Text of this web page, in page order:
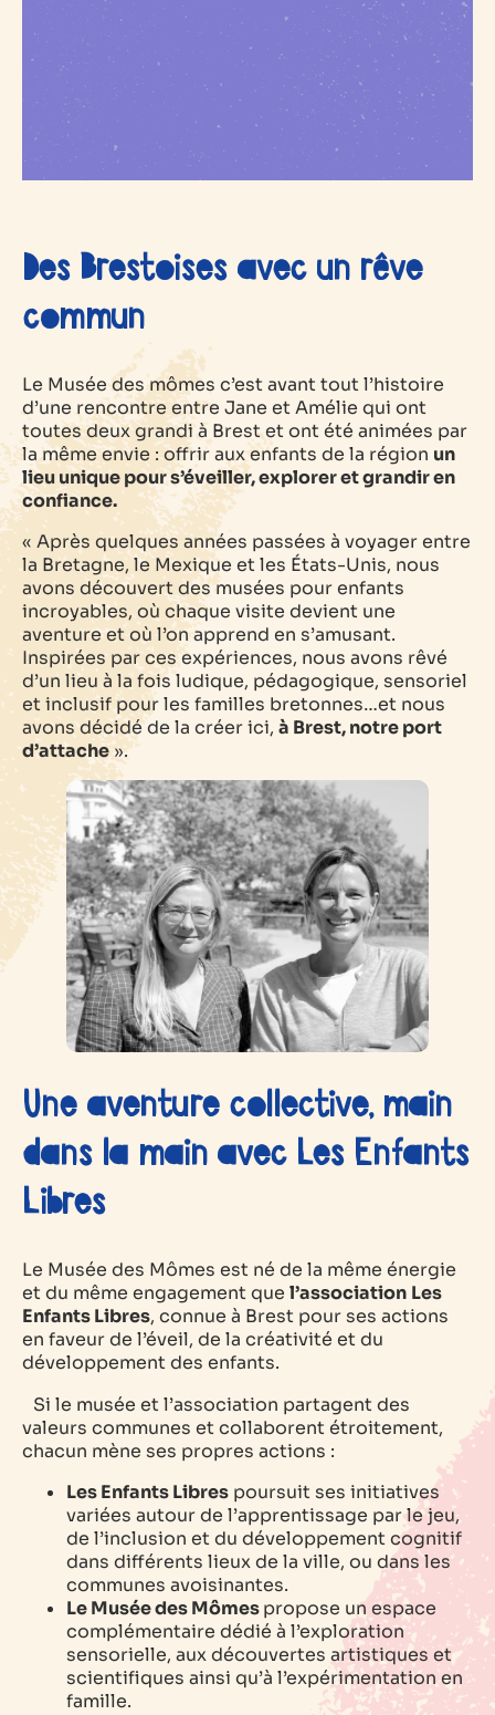
Des Brestoises avec un rêve
commun
Le Musée des mômes c’est avant tout l’histoire
d’une rencontre entre Jane et Amélie qui ont
toutes deux grandi à Brest et ont été animées par
la même envie : offrir aux enfants de la région un
lieu unique pour s’éveiller, explorer et grandir en
confiance.
« Après quelques années passées à voyager entre
la Bretagne, le Mexique et les États-Unis, nous
avons découvert des musées pour enfants
incroyables, où chaque visite devient une
aventure et où l’on apprend en s’amusant.
Inspirées par ces expériences, nous avons rêvé
d’un lieu à la fois ludique, pédagogique, sensoriel
et inclusif pour les familles bretonnes…et nous
avons décidé de la créer ici, à Brest, notre port
d’attache».
Une aventure collective, main
dans la main avec Les Enfants
Libres
Le Musée des Mômes est né de la même énergie
et du même engagement que l’association Les
Enfants Libres, connue à Brest pour ses actions
en faveur de l’éveil, de la créativité et du
développement des enfants.
Si le musée et l’association partagent des
valeurs communes et collaborent étroitement,
chacun mène ses propres actions :
Les Enfants Libres poursuit ses initiatives
variées autour de l’apprentissage par le jeu,
de l’inclusion et du développement cognitif
dans différents lieux de la ville, ou dans les
communes avoisinantes.
Le Musée des Mômespropose un espace
complémentaire dédié à l’exploration
sensorielle, aux découvertes artistiques et
scientifiques ainsi qu’à l’expérimentation en
famille.